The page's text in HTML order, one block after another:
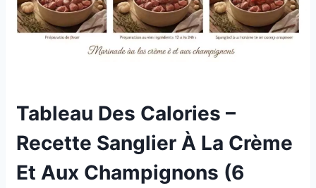
Tableau Des Calories –
Recette Sanglier À La Crème
Et Aux Champignons (6